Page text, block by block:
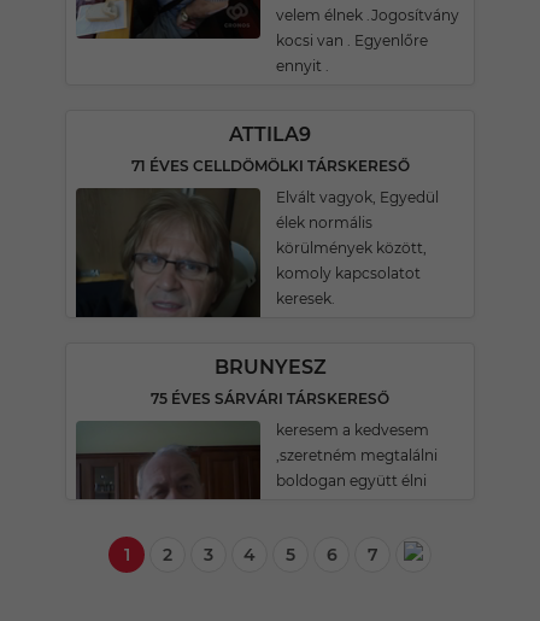
velem élnek .Jogosítvány
kocsi van . Egyenlőre
ennyit .
ATTILA9
71 ÉVES CELLDÖMÖLKI TÁRSKERESŐ
Elvált vagyok, Egyedül
élek normális
körülmények között,
komoly kapcsolatot
keresek.
BRUNYESZ
75 ÉVES SÁRVÁRI TÁRSKERESŐ
keresem a kedvesem
,szeretném megtalálni
boldogan együtt élni
1 2 3 4 5 6 7